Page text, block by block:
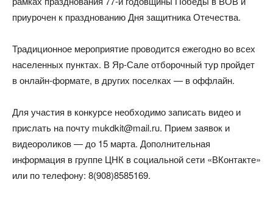
приурочен к празднованию Дня защитника Отечества.
Традиционное мероприятие проводится ежегодно во всех
населенных пунктах. В Яр-Сале отборочный тур пройдет
в онлайн-формате, в других поселках — в оффлайн.
Для участия в конкурсе необходимо записать видео и
прислать на почту mukdkit@mail.ru. Прием заявок и
видеороликов — до 15 марта. Дополнительная
информация в группе ЦНК в социальной сети «ВКонтакте»
или по телефону: 8(908)8585169.